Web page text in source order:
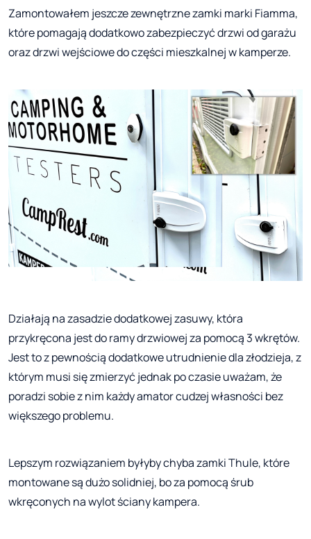
Zamontowałem jeszcze zewnętrzne zamki marki Fiamma,
które pomagają dodatkowo zabezpieczyć drzwi od garażu
oraz drzwi wejściowe do części mieszkalnej w kamperze.
Działają na zasadzie dodatkowej zasuwy, która
przykręcona jest do ramy drzwiowej za pomocą 3 wkrętów.
Jest to z pewnością dodatkowe utrudnienie dla złodzieja, z
którym musi się zmierzyć jednak po czasie uważam, że
poradzi sobie z nim każdy amator cudzej własności bez
większego problemu.
Lepszym rozwiązaniem byłyby chyba zamki Thule, które
montowane są dużo solidniej, bo za pomocą śrub
wkręconych na wylot ściany kampera.